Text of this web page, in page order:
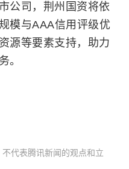
公司，荆州国资将依
模与AAA信用评级优
源等要素支持，助力
。
代表腾讯新闻的观点和立